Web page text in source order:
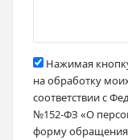
Нажимая
на обработку
соответствии с
№152-ФЗ «О
форму обращения